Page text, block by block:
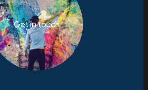
Get in touch